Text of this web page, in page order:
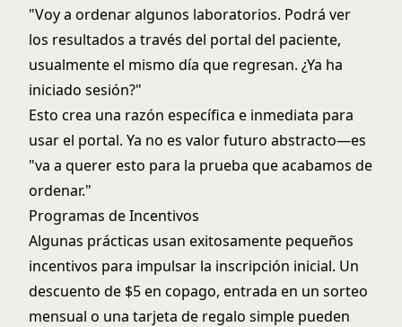
"Voy a ordenar algunos laboratorios. Podrá ver
los resultados a través del portal del paciente,
usualmente el mismo día que regresan. ¿Ya ha
iniciado sesión?"
Esto crea una razón específica e inmediata para
usar el portal. Ya no es valor futuro abstracto—es
"va a querer esto para la prueba que acabamos de
ordenar."
Programas de Incentivos
Algunas prácticas usan exitosamente pequeños
incentivos para impulsar la inscripción inicial. Un
descuento de $5 en copago, entrada en un sorteo
mensual o una tarjeta de regalo simple pueden